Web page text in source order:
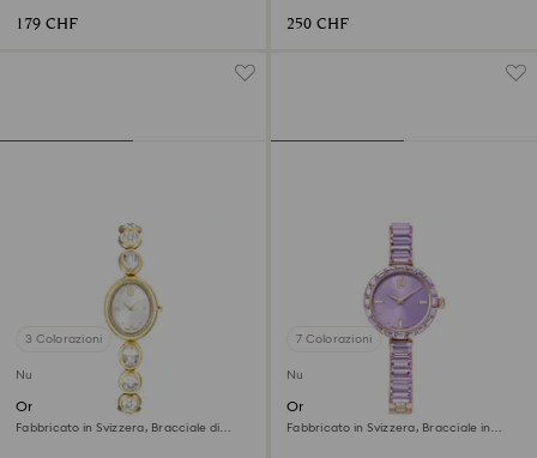
179 CHF 250 CHF
3 Colorazioni
Nuovo
Orologio Imber oval
Fabbricato in Svizzera, Bracciale di
7 Colorazioni
Nuovo
Orologio Matrix bangle
Fabbricato in Svizzera, Bracciale in